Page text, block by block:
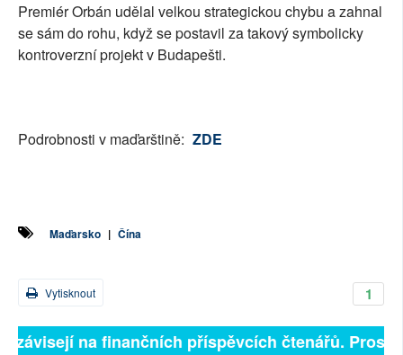
Premiér Orbán udělal velkou strategickou chybu a zahnal
se sám do rohu, když se postavil za takový symbolicky
kontroverzní projekt v Budapešti.
Podrobnosti v maďarštině: ZDE
Maďarsko | Čína
1
Vytisknout
na finančních příspěvcích čtenářů.